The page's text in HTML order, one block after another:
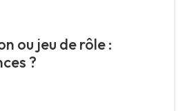
ou jeu de rôle :
?